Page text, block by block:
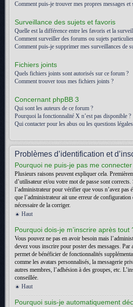
Comment puis-je trouver mes propres messages et
Surveillance des sujets et favoris
Quelle est la différence entre les favoris et la
Comment surveiller des forums ou sujets
Comment puis-je supprimer mes surveillances de
Fichiers joints
Quels fichiers joints sont autorisés sur ce forum ?
Comment trouver tous mes fichiers joints ?
Concernant phpBB 3
Qui sont les auteurs de ce forum ?
Pourquoi la fonctionnalité X n’est pas disponible ?
Qui contacter pour les abus ou les questions
Problèmes d’identification et
Pourquoi ne puis-je pas me
Plusieurs raisons peuvent expliquer cela.
d’utilisateur et/ou votre mot de passe sont corrects.
l’administrateur pour vérifier que vous n’avez pas
que l’administrateur ait une erreur de configuration
nécessaire de la corriger.
Haut
Pourquoi dois-je m’inscrire après tout
Vous pouvez ne pas en avoir besoin mais
devez vous inscrire pour poster des messages.
permet de bénéficier de fonctionnalités
comme les avatars personnalisés, la messagerie
autres membres, l’adhésion à des groupes, etc.
conseillée.
Haut
Pourquoi suis-je automatiquement